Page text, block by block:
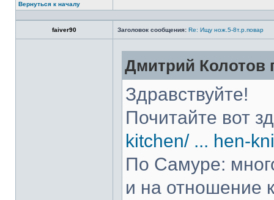
Вернуться к началу
faiver90 Заголовок сообщения: Re: Ищу нож.5-8т.р.повар
Дмитрий Колотов
Здравствуйте!
Почитайте вот
kitchen/ ... hen-
По Самуре:
и на отношение